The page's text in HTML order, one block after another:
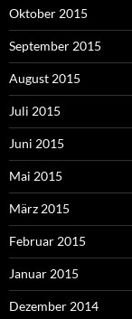
Oktober 2015
September 2015
August 2015
Juli 2015
Juni 2015
Mai 2015
März 2015
Februar 2015
Januar 2015
Dezember 2014